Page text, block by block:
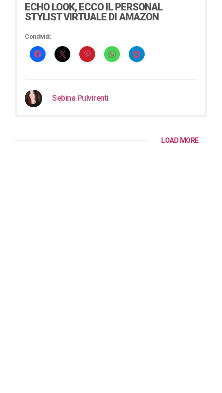
ECHO LOOK, ECCO IL PERSONAL
STYLIST VIRTUALE DI AMAZON
Condividi:
Sebina Pulvirenti
LOAD MORE